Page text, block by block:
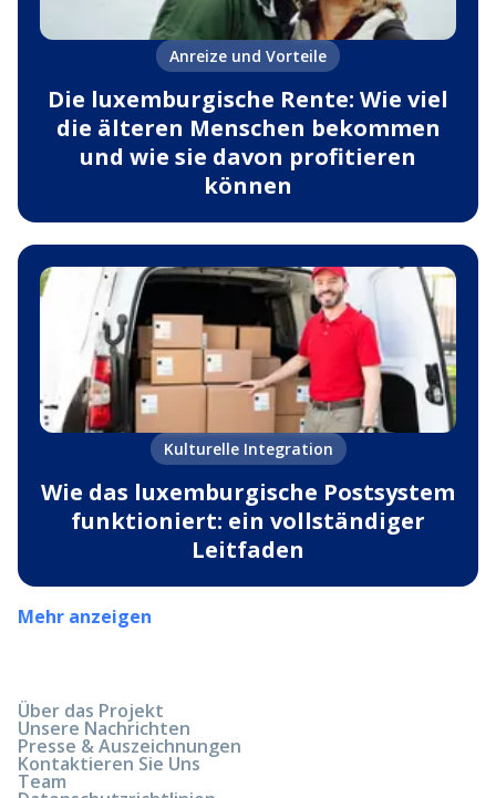
Anreize und Vorteile
Die luxemburgische Rente: Wie viel
die älteren Menschen bekommen
und wie sie davon profitieren
können
Kulturelle Integration
Wie das luxemburgische Postsystem
funktioniert: ein vollständiger
Leitfaden
Mehr anzeigen
Über das Projekt
Unsere Nachrichten
Presse & Auszeichnungen
Kontaktieren Sie Uns
Team